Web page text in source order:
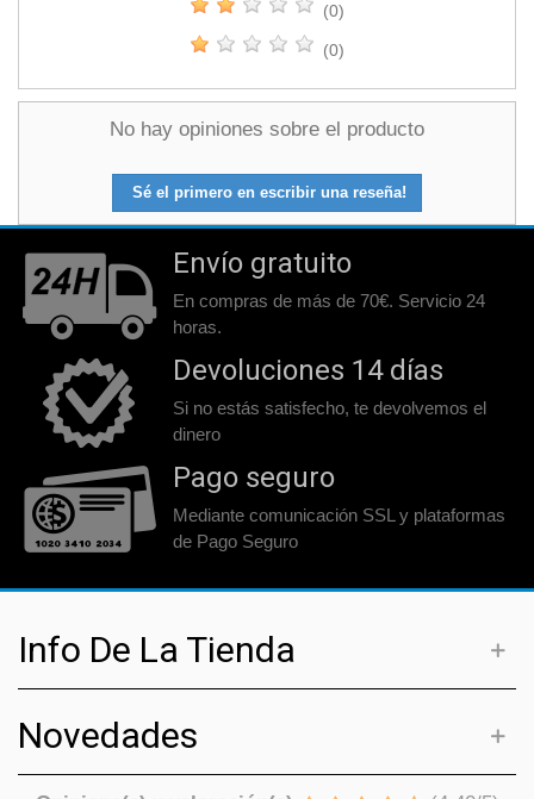
(0)
(0)
No hay opiniones sobre el producto
Sé el primero en escribir una reseña!
Envío gratuito
En compras de más de 70€. Servicio 24
horas.
Devoluciones 14 días
Si no estás satisfecho, te devolvemos el
dinero
Pago seguro
Mediante comunicación SSL y plataformas
de Pago Seguro
Info De La Tienda
Novedades